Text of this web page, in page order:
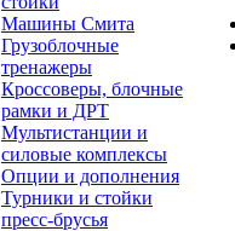
Машины Смита
Грузоблочные
тренажеры
Кроссоверы, блочные
рамки и ДРТ
Мультистанции и
силовые комплексы
Опции и дополнения
Турники и стойки
пресс-брусья